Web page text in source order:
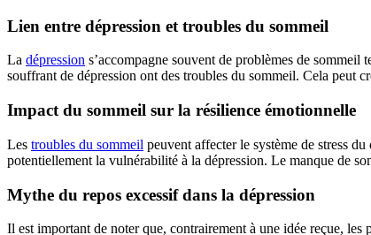
Lien entre dépression et troubles du sommeil
La dépression s’accompagne souvent de problèmes de
souffrant de dépression ont des troubles du sommeil. Cela peut
Impact du sommeil sur la résilience émotionnelle
Les troubles du sommeil peuvent affecter le système de stress
potentiellement la vulnérabilité à la dépression. Le manque de
Mythe du repos excessif dans la dépression
Il est important de noter que, contrairement à une idée reçue, les